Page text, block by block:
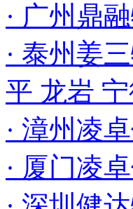
· 广州鼎
· 泰州姜
平 龙岩
· 漳州凌
· 厦门凌